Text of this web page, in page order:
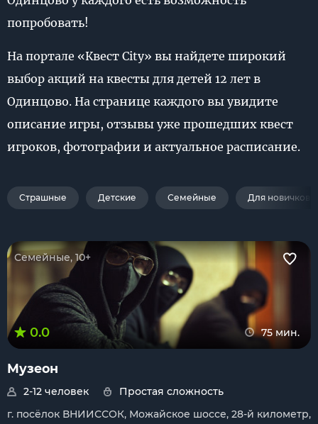
попробовать!
На портале «Квест City» вы найдете широкий
выбор акций на квесты для детей 12 лет в
Одинцово. На странице каждого вы увидите
описание игры, отзывы уже прошедших квест
игроков, фотографии и актуальное расписание.
Страшные Детские Семейные Для новичков
Семейные, 10+
0.0 75 мин.
Музеон
2-12 человек
Простая сложность
г. посёлок ВНИИССОК, Можайское шоссе, 28-й километр,